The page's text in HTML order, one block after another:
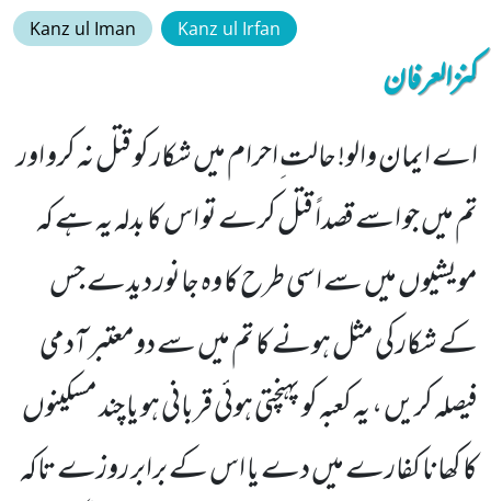
Kanz ul Iman Kanz ul Irfan
کنزالعرفان
اے ایمان والو! حالت ِاحرام میں شکار کو قتل نہ کرو اور
تم میں جو اسے قصداً قتل کرے تو اس کا بدلہ یہ ہے کہ
مویشیوں میں سے اسی طرح کا وہ جانور دیدے جس
کے شکار کی مثل ہونے کا تم میں سے دومعتبر آدمی
فیصلہ کریں ، یہ کعبہ کو پہنچتی ہوئی قربانی ہو یا چند مسکینوں
کا کھانا کفارے میں دے یا اس کے برابر روزے تاکہ